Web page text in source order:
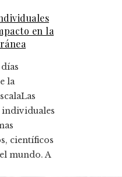
en la
la
individuales
científicos
mundo. A